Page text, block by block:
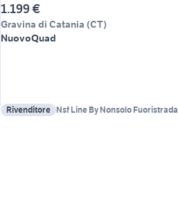
1.199 €
Gravina di Catania (CT)
NuovoQuad
Rivenditore Nsf Line By Nonsolo Fuoristrada